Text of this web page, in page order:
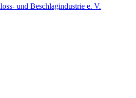
und Beschlagindustrie e. V.